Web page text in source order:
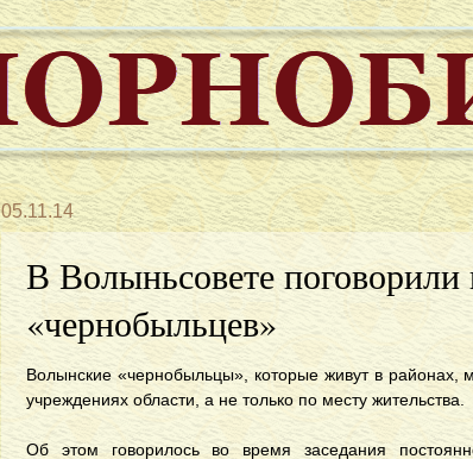
05.11.14
В Волыньсовете
«чернобыльцев»
Волынские «чернобыльцы», которые живут в районах,
учреждениях области, а не только по месту жительства.
Об этом говорилось во время заседания